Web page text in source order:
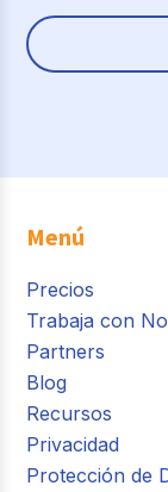
Menú
Precios
Trabaja con
Partners
Blog
Recursos
Privacidad
Protección de